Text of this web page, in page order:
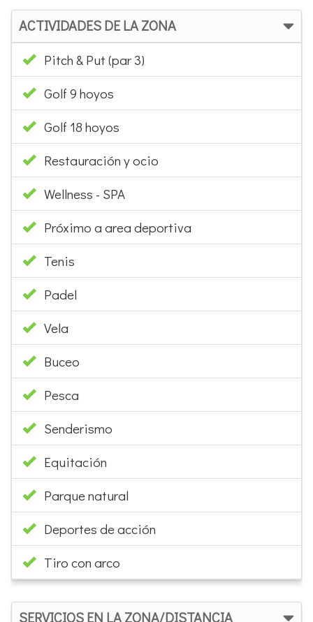
ACTIVIDADES DE LA ZONA
Pitch & Put (par 3)
Golf 9 hoyos
Golf 18 hoyos
Restauración y ocio
Wellness - SPA
Próximo a area deportiva
Tenis
Padel
Vela
Buceo
Pesca
Senderismo
Equitación
Parque natural
Deportes de acción
Tiro con arco
SERVICIOS EN LA ZONA/DISTANCIA